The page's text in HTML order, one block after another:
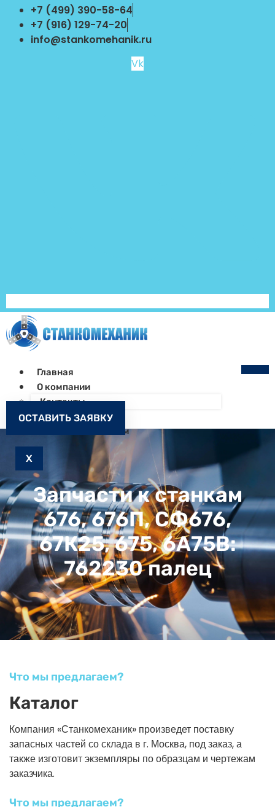
Перейти
содержимому
+7 (499) 390-58-64
+7 (916) 129-74-20
info@stankomehanik.ru
Vk
Главная
О компании
Контакты
Как заказать
Запчасти к станкам
X
ОСТАВИТЬ ЗАЯВКУ
Запчасти к станкам
676, 676П, СФ676,
67К25, 675, 6А75В:
762230 палец
Что мы предлагаем?
Каталог
Компания «Станкомеханик» произведет поставку
запасных частей со склада в г. Москва, под заказ, а
также изготовит экземпляры по образцам и чертежам
заказчика.
Что мы предлагаем?